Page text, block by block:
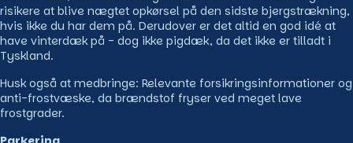
risikere at blive nægtet opkørsel på den sidste bjergstrækning,
hvis ikke du har dem på. Derudover er det altid en god idé at
have vinterdæk på - dog ikke pigdæk, da det ikke er tilladt i
Tyskland.
Husk også at medbringe: Relevante forsikringsinformationer og
anti-frostvæske, da brændstof fryser ved meget lave
frostgrader.